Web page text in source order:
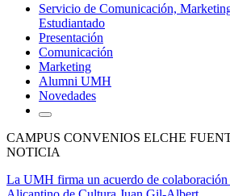
Servicio de Comunicación,
Estudiantado
Presentación
Comunicación
Marketing
Alumni UMH
Novedades
CAMPUS CONVENIOS ELCHE
NOTICIA
La UMH firma un acuerdo de